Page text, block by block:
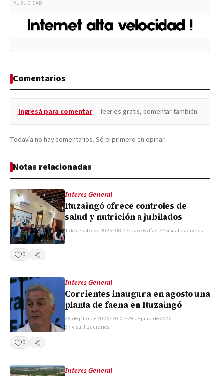
PUBLICIDAD
Comentarios
Ingresá para comentar— leer es gratis, comentar también.
Todavía no hay comentarios. Sé el primero en opinar.
Notas relacionadas
Interes General
Ituzaingó ofrece controles de
salud y nutrición a jubilados
1 de agosto de 2026 · 08:47·hace 6 días·74 visualizaciones
0 Compartir
Interes General
Corrientes inaugura en agosto una
planta de faena en Ituzaingó
29 de julio de 2026 · 20:07·29 de julio de 2026·
97 visualizaciones
0
Compartir
Interes General